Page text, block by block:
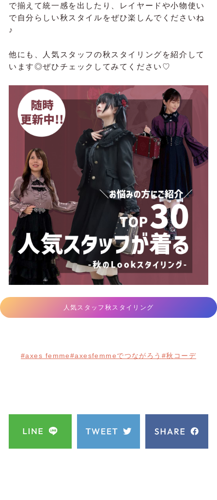
で揃えて統一感を出したり、レイヤードや小物使い
で自分らしい秋スタイルをぜひ楽しんでくださいね
♪
他にも、人気スタッフの秋スタイリングを紹介して
います◎ぜひチェックしてみてください♡
人気スタッフ秋スタイリング
#axes femme#axesfemmeでつながろう #秋コーデ